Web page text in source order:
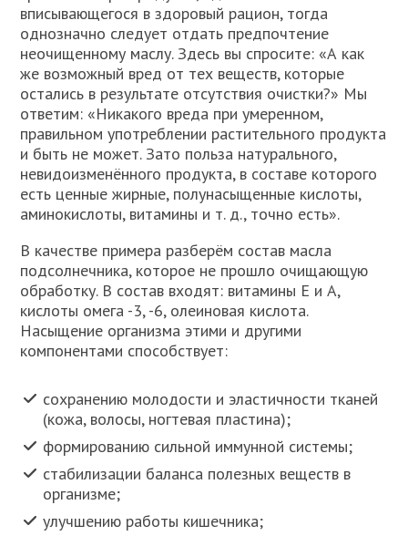
вписывающегося в здоровый рацион, тогда
однозначно следует отдать предпочтение
неочищенному маслу. Здесь вы спросите: «А как
же возможный вред от тех веществ, которые
остались в результате отсутствия очистки?» Мы
ответим: «Никакого вреда при умеренном,
правильном употреблении растительного продукта
и быть не может. Зато польза натурального,
невидоизменённого продукта, в составе которого
есть ценные жирные, полунасыщенные кислоты,
аминокислоты, витамины и т. д., точно есть».
В качестве примера разберём состав масла
подсолнечника, которое не прошло очищающую
обработку. В состав входят: витамины Е и А,
кислоты омега -3, -6, олеиновая кислота.
Насыщение организма этими и другими
компонентами способствует:
сохранению молодости и эластичности тканей
(кожа, волосы, ногтевая пластина);
формированию сильной иммунной системы;
стабилизации баланса полезных веществ в
организме;
улучшению работы кишечника;